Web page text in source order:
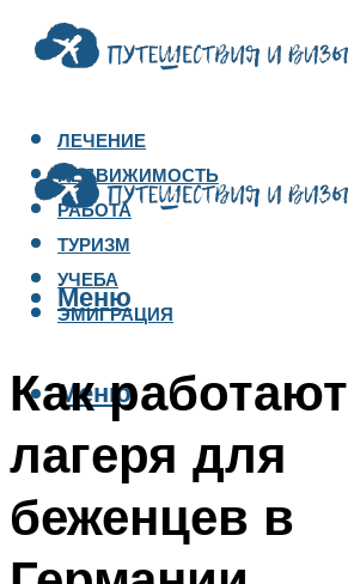
ЛЕЧЕНИЕ
НЕДВИЖИМОСТЬ
РАБОТА
ТУРИЗМ
УЧЕБА
ЭМИГРАЦИЯ
Меню
Меню
Как работают
лагеря для
беженцев в